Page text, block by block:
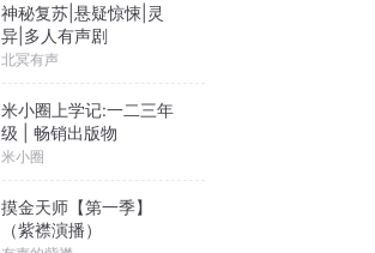
神秘复苏|悬疑惊悚|灵
异|多人有声剧
北冥有声
米小圈上学记:一二三年
级 | 畅销出版物
米小圈
摸金天师【第一季】
（紫襟演播）